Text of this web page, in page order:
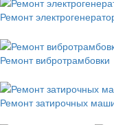
Ремонт
Ремонт вибротрамбовки
Ремонт затирочных